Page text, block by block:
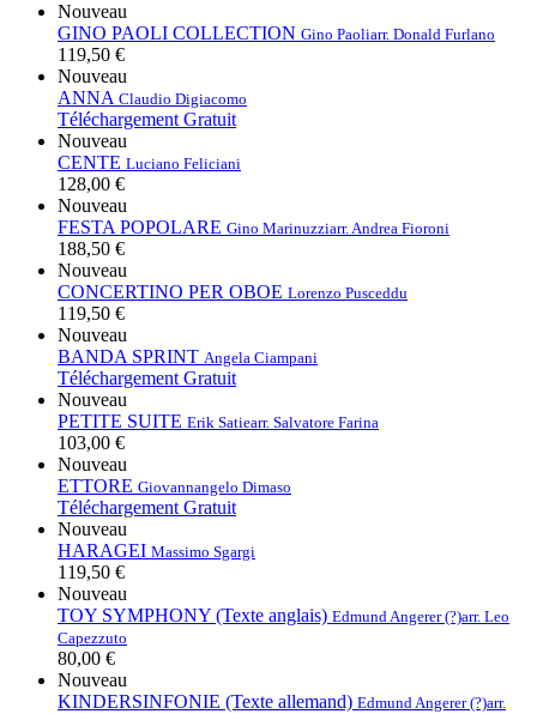
Nouveau
GINO PAOLI COLLECTION Gino Paoliarr. Donald Furlano
119,50 €
Nouveau
ANNA Claudio Digiacomo
Téléchargement Gratuit
Nouveau
CENTE Luciano Feliciani
128,00 €
Nouveau
FESTA POPOLARE Gino Marinuzziarr. Andrea Fioroni
188,50 €
Nouveau
CONCERTINO PER OBOE Lorenzo Pusceddu
119,50 €
Nouveau
BANDA SPRINT Angela Ciampani
Téléchargement Gratuit
Nouveau
PETITE SUITE Erik Satiearr. Salvatore Farina
103,00 €
Nouveau
ETTORE Giovannangelo Dimaso
Téléchargement Gratuit
Nouveau
HARAGEI Massimo Sgargi
119,50 €
Nouveau
TOY SYMPHONY (Texte anglais) Edmund Angerer (?)arr. Leo
Capezzuto
80,00 €
Nouveau
KINDERSINFONIE (Texte allemand) Edmund Angerer (?)arr.